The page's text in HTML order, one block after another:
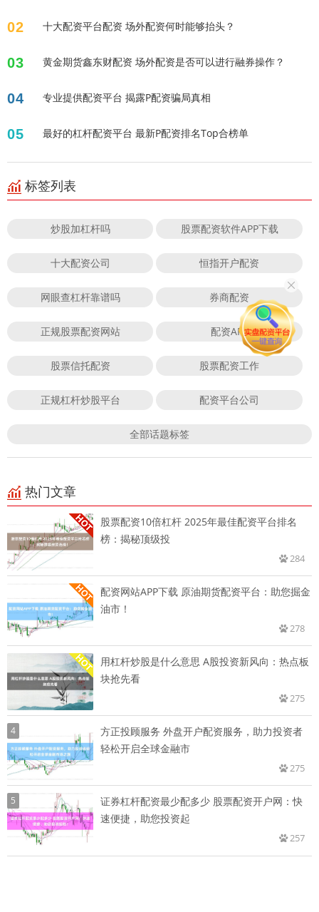
02 十大配资平台配资 场外配资何时能够抬头？
03 黄金期货鑫东财配资 场外配资是否可以进行融券操作？
04 专业提供配资平台 揭露P配资骗局真相
05 最好的杠杆配资平台 最新P配资排名Top合榜单
标签列表
炒股加杠杆吗 股票配资软件APP下载
十大配资公司 恒指开户配资
网眼查杠杆靠谱吗 券商配资
正规股票配资网站 配资APP
股票信托配资 股票配资工作
正规杠杆炒股平台 配资平台公司
全部话题标签
热门文章
股票配资10倍杠杆 2025年最佳配资平台排名
榜：揭秘顶级投
284
配资网站APP下载 原油期货配资平台：助您掘金
油市！
278
用杠杆炒股是什么意思 A股投资新风向：热点板
块抢先看
275
4
方正投顾服务 外盘开户配资服务，助力投资者
轻松开启全球金融市
275
5
证券杠杆配资最少配多少 股票配资开户网：快
速便捷，助您投资起
257